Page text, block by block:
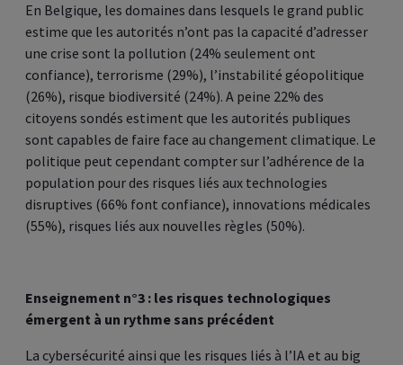
En Belgique, les domaines dans lesquels le grand public
estime que les autorités n’ont pas la capacité d’adresser
une crise sont la pollution (24% seulement ont
confiance), terrorisme (29%), l’instabilité géopolitique
(26%), risque biodiversité (24%). A peine 22% des
citoyens sondés estiment que les autorités publiques
sont capables de faire face au changement climatique. Le
politique peut cependant compter sur l’adhérence de la
population pour des risques liés aux technologies
disruptives (66% font confiance), innovations médicales
(55%), risques liés aux nouvelles règles (50%).
Enseignement n°3 : les risques technologiques
émergent à un rythme sans précédent
La cybersécurité ainsi que les risques liés à l’IA et au big